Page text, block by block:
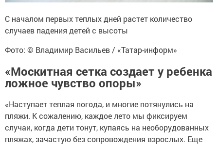
С началом первых теплых дней растет количество
случаев падения детей с высоты
Фото: © Владимир Васильев / «Татар-информ»
«Москитная сетка создает у ребенка
ложное чувство опоры»
«Наступает теплая погода, и многие потянулись на
пляжи. К сожалению, каждое лето мы фиксируем
случаи, когда дети тонут, купаясь на необорудованных
пляжах, зачастую без сопровождения взрослых. Еще